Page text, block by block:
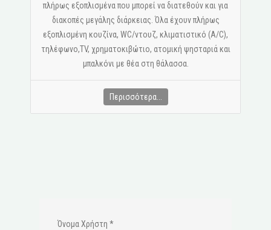
πλήρως εξοπλισμένα που μπορεί να διατεθούν και για
διακοπές μεγάλης διάρκειας. Όλα έχουν πλήρως
εξοπλισμένη κουζίνα, WC/ντουζ, κλιματιστικό (A/C),
τηλέφωνο,ΤV, χρηματοκιβώτιο, ατομική ψησταριά και
μπαλκόνι με θέα στη θάλασσα.
Περισσότερα...
Όνομα Χρήστη *